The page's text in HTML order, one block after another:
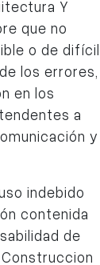
Y
que no
o de difícil
los errores,
en los
a
y
indebido
contenida
de